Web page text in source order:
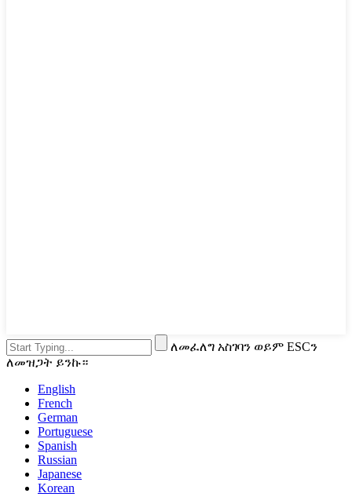
ለመፈለግ አስገባን ወይም ESCን
ለመዝጋት ይንኩ።
English
French
German
Portuguese
Spanish
Russian
Japanese
Korean